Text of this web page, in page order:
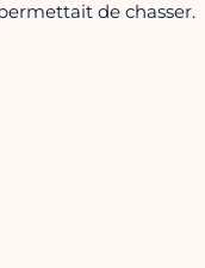
de chasser.